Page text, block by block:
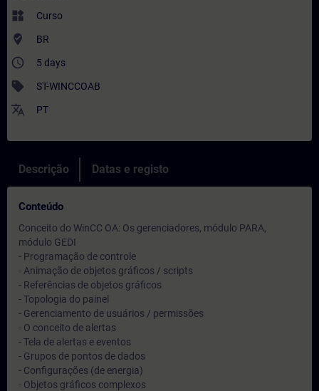
widgets Curso
where_to_vote BR
access_time 5 days
sell ST-WINCCOAB
translate PT
Descrição Datas e registo
Conteúdo
Conceito do WinCC OA: Os gerenciadores, módulo PARA,
módulo GEDI
- Programação de controle
- Animação de objetos gráficos / scripts
- Referências de objetos gráficos
- Topologia do painel
- Gerenciamento de usuários / permissões
- O conceito de alertas
- Tela de alertas e eventos
- Grupos de pontos de dados
- Configurações (de energia)
- Objetos gráficos complexos